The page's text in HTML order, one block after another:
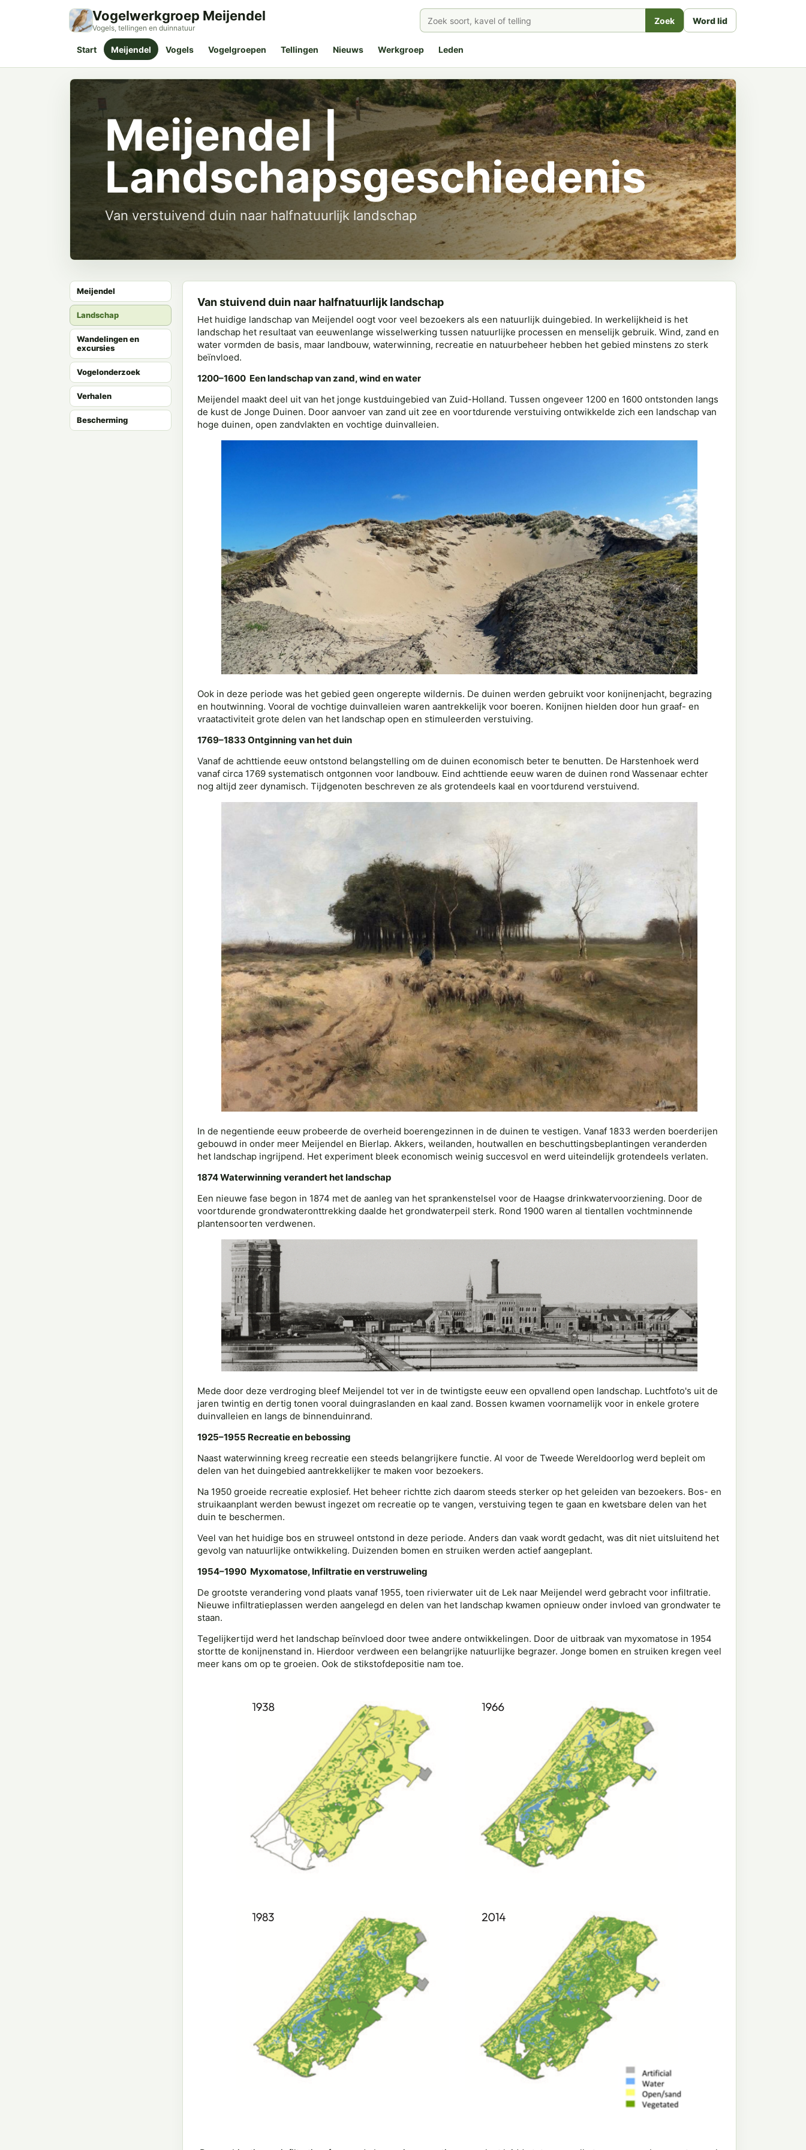
Vogelwerkgroep Meijendel
Vogels, tellingen en duinnatuur
Zoek Word lid
Start Meijendel Vogels Vogelgroepen Tellingen Nieuws Werkgroep Leden
Meijendel |
Landschapsgeschiedenis
Van verstuivend duin naar halfnatuurlijk landschap
Meijendel
Landschap
Wandelingen en
excursies
Vogelonderzoek
Verhalen
Bescherming
Van stuivend duin naar halfnatuurlijk landschap
Het huidige landschap van Meijendel oogt voor veel bezoekers als een natuurlijk duingebied. In werkelijkheid is het
landschap het resultaat van eeuwenlange wisselwerking tussen natuurlijke processen en menselijk gebruik. Wind, zand en
water vormden de basis, maar landbouw, waterwinning, recreatie en natuurbeheer hebben het gebied minstens zo sterk
beïnvloed.
1200–1600 Een landschap van zand, wind en water
Meijendel maakt deel uit van het jonge kustduingebied van Zuid-Holland. Tussen ongeveer 1200 en 1600 ontstonden langs
de kust de Jonge Duinen. Door aanvoer van zand uit zee en voortdurende verstuiving ontwikkelde zich een landschap van
hoge duinen, open zandvlakten en vochtige duinvalleien.
Ook in deze periode was het gebied geen ongerepte wildernis. De duinen werden gebruikt voor konijnenjacht, begrazing
en houtwinning. Vooral de vochtige duinvalleien waren aantrekkelijk voor boeren. Konijnen hielden door hun graaf- en
vraatactiviteit grote delen van het landschap open en stimuleerden verstuiving.
1769–1833 Ontginning van het duin
Vanaf de achttiende eeuw ontstond belangstelling om de duinen economisch beter te benutten. De Harstenhoek werd
vanaf circa 1769 systematisch ontgonnen voor landbouw. Eind achttiende eeuw waren de duinen rond Wassenaar echter
nog altijd zeer dynamisch. Tijdgenoten beschreven ze als grotendeels kaal en voortdurend verstuivend.
In de negentiende eeuw probeerde de overheid boerengezinnen in de duinen te vestigen. Vanaf 1833 werden boerderijen
gebouwd in onder meer Meijendel en Bierlap. Akkers, weilanden, houtwallen en beschuttingsbeplantingen veranderden
het landschap ingrijpend. Het experiment bleek economisch weinig succesvol en werd uiteindelijk grotendeels verlaten.
1874 Waterwinning verandert het landschap
Een nieuwe fase begon in 1874 met de aanleg van het sprankenstelsel voor de Haagse drinkwatervoorziening. Door de
voortdurende grondwateronttrekking daalde het grondwaterpeil sterk. Rond 1900 waren al tientallen vochtminnende
plantensoorten verdwenen.
Mede door deze verdroging bleef Meijendel tot ver in de twintigste eeuw een opvallend open landschap. Luchtfoto's uit de
jaren twintig en dertig tonen vooral duingraslanden en kaal zand. Bossen kwamen voornamelijk voor in enkele grotere
duinvalleien en langs de binnenduinrand.
1925–1955 Recreatie en bebossing
Naast waterwinning kreeg recreatie een steeds belangrijkere functie. Al voor de Tweede Wereldoorlog werd bepleit om
delen van het duingebied aantrekkelijker te maken voor bezoekers.
Na 1950 groeide recreatie explosief. Het beheer richtte zich daarom steeds sterker op het geleiden van bezoekers. Bos- en
struikaanplant werden bewust ingezet om recreatie op te vangen, verstuiving tegen te gaan en kwetsbare delen van het
duin te beschermen.
Veel van het huidige bos en struweel ontstond in deze periode. Anders dan vaak wordt gedacht, was dit niet uitsluitend het
gevolg van natuurlijke ontwikkeling. Duizenden bomen en struiken werden actief aangeplant.
1954–1990 Myxomatose, Infiltratie en verstruweling
De grootste verandering vond plaats vanaf 1955, toen rivierwater uit de Lek naar Meijendel werd gebracht voor infiltratie.
Nieuwe infiltratieplassen werden aangelegd en delen van het landschap kwamen opnieuw onder invloed van grondwater te
staan.
Tegelijkertijd werd het landschap beïnvloed door twee andere ontwikkelingen. Door de uitbraak van myxomatose in 1954
stortte de konijnenstand in. Hierdoor verdween een belangrijke natuurlijke begrazer. Jonge bomen en struiken kregen veel
meer kans om op te groeien. Ook de stikstofdepositie nam toe.